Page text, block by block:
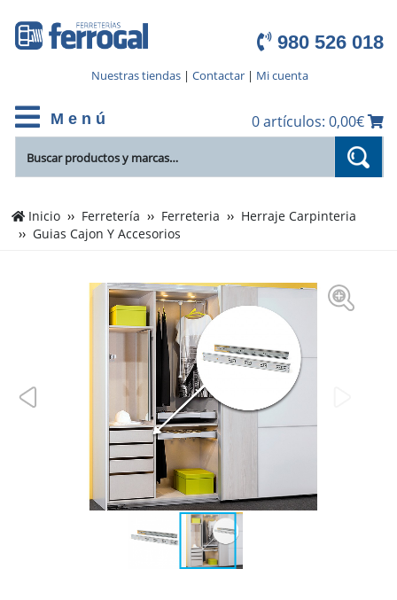
980 526 018
Nuestras tiendas| Contactar| Mi cuenta
M e n ú 0 artículos: 0,00€
Inicio Ferretería Ferreteria
Herraje Carpinteria
Guias Cajon Y Accesorios